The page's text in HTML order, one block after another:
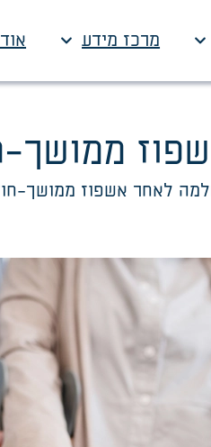
מרכז מידע
ממושך-
לאחר אשפוז ממושך-